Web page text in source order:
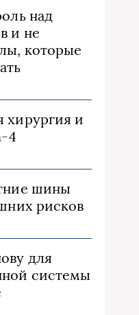
над
и не
которые
хирургия и
4
шины
рисков
для
системы